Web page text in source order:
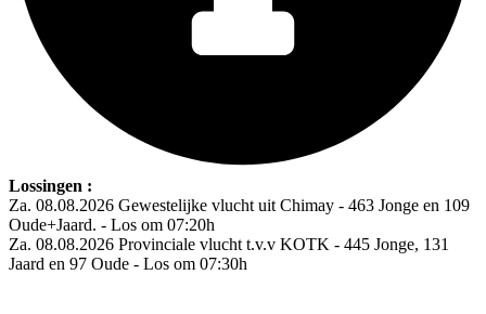
Lossingen :
Za. 08.08.2026 Gewestelijke vlucht uit Chimay - 463 Jonge en 109
Oude+Jaard. - Los om 07:20h
Za. 08.08.2026 Provinciale vlucht t.v.v KOTK - 445 Jonge, 131
Jaard en 97 Oude - Los om 07:30h